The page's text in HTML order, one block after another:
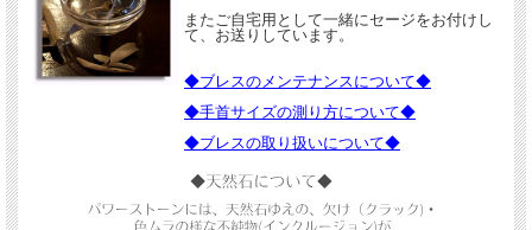
またご自宅用として一緒にセージをお付けし
て、お送りしています。
◆ブレスのメンテナンスについて◆
◆手首サイズの測り方について◆
◆ブレスの取り扱いについて◆